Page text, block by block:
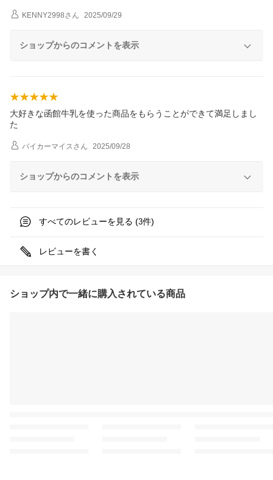
KENNY2998さん 2025/09/29
ショップからのコメントを表示
大好きな函館牛乳を使った商品をもらうことができて満足しまし
た
バイカーマイスさん 2025/09/28
ショップからのコメントを表示
すべてのレビューを見る (3件)
レビューを書く
ショップ内で一緒に購入されている商品